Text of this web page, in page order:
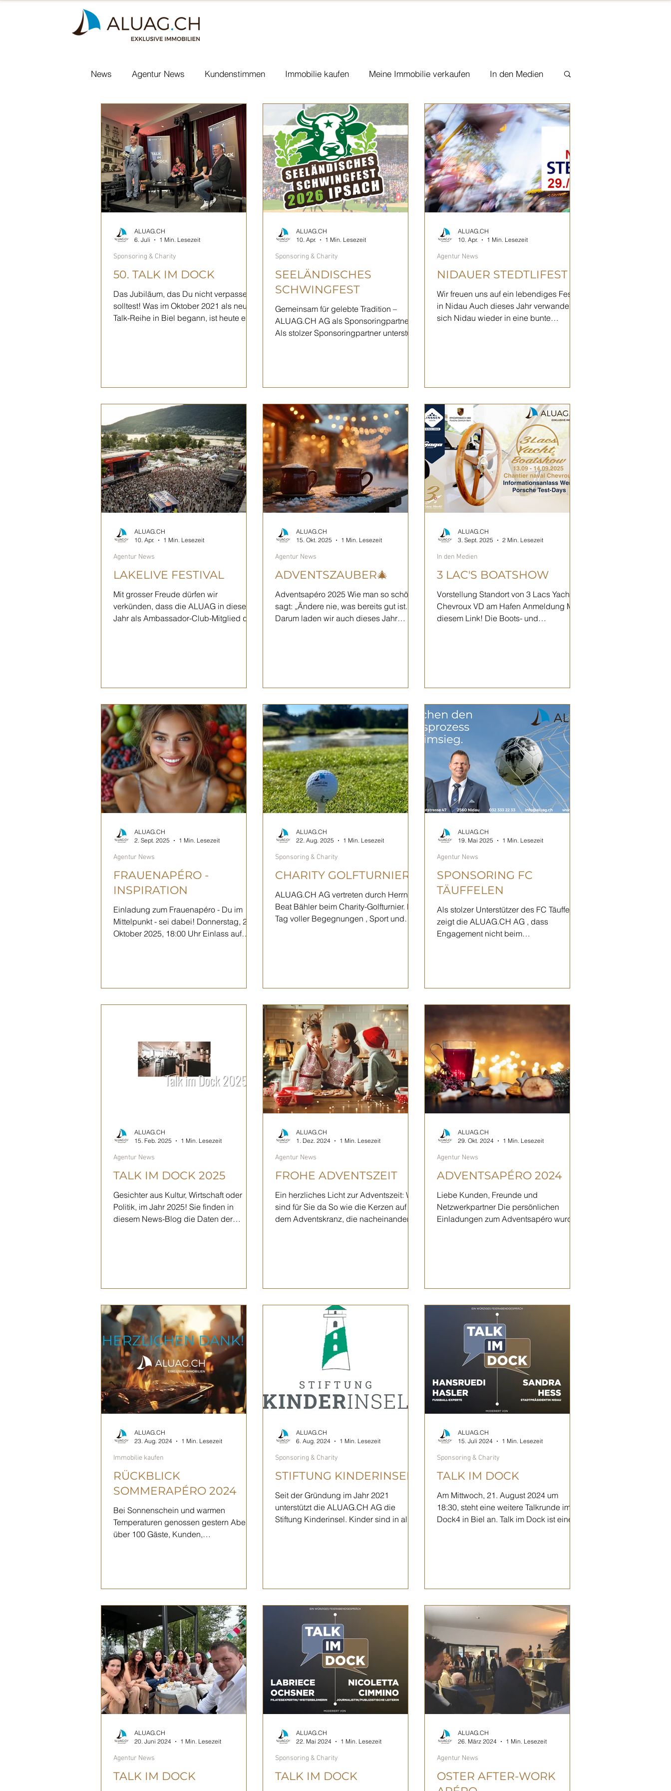
News Agentur News Kundenstimmen Immobilie kaufen Meine Immobilie verkaufen In den Medien
Nachfolgeplanung KMU Sponsoring & Charity Vorsorge Vermietung Courtelary
50. TALK IM DOCK
Das Jubiläum, das Du nicht verpassen
solltest! Was im Oktober 2021 als neue
Talk-Reihe in Biel begann, ist heute ein
Biel in den Treffpunkt für inspirierende
Persönlichkeiten, spannende
Gespräche und wertvolle
Begegnungen. Freu Dich auf einen
Gala-Abend mit Überraschungsgästen,
bekannten Gesichtern aus
Sponsoring & Charity
ALUAG.CH
6. Juli
1 Min. Lesezeit
SEELÄNDISCHES
SCHWINGFEST
Gemeinsam für gelebte Tradition –
ALUAG.CH AG als Sponsoringpartner
Als stolzer Sponsoringpartner unterstützt
Schweizer Tradition und nachhaltiges
Engagement im Seeland. «Mir WEI, mir
CHÖI, u es CHUNT GUET» Ganz nach
diesem bodenständigen Motto wird das
traditionsreiche Schwingfest mit viel
Sponsoring & Charity
ALUAG.CH
10. Apr.
1 Min. Lesezeit
NIDAUER STEDTLIFEST
Wir freuen uns auf ein lebendiges Fest
in Nidau Auch dieses Jahr verwandelt
sich Nidau wieder in eine bunte
für die ganze Region. Das Stedtlifest
lebt von seiner besonderen Atmosphäre
– gemütlich, herzlich und nah bei den
Menschen. Ob Jung oder Alt, Nachbarn,
Freunde oder Gäste von auswärts: Man
trif
Agentur News
ALUAG.CH
10. Apr.
1 Min. Lesezeit
LAKELIVE FESTIVAL
Mit grosser Freude dürfen wir
verkünden, dass die ALUAG in diesem
Jahr als Ambassador-Club-Mitglied das
Line-up, internationalen Künstlern,
regionalen Talenten und einer
einzigartigen Festival-Atmosphäre direkt
am Bielersee. Das Lakelive Festival
2026 findet vom 31. Juli bis 8. August
2026 st
Agentur News
ALUAG.CH
10. Apr.
1 Min. Lesezeit
ADVENTSZAUBER🎄
Adventsapéro 2025 Wie man so schön
sagt: „Ändere nie, was bereits gut ist.“
Darum laden wir auch dieses Jahr
unsere Vorfreude auf die schönste Zeit
des Jahres erstrahlen lässt. Datum:
Donnerstag, 4. Dezember 2025 Zeit:
17.00 Uhr Ort: Hauptstrasse 47, Nidau
Wir freuen uns darauf, gemeinsam mit
Agentur News
ALUAG.CH
15. Okt. 2025
1 Min. Lesezeit
3 LAC'S BOATSHOW
Vorstellung Standort von 3 Lacs Yacht in
Chevroux VD am Hafen Anmeldung Mit
diesem Link! Die Boots- und
In den Medien
ALUAG.CH
3. Sept. 2025
2 Min. Lesezeit
FRAUENAPÉRO -
INSPIRATION
Einladung zum Frauenapéro - Du im
Mittelpunkt - sei dabei! Donnerstag, 23.
Oktober 2025, 18:00 Uhr Einlass auf
Agentur News
ALUAG.CH
2. Sept. 2025
1 Min. Lesezeit
CHARITY GOLFTURNIER
ALUAG.CH AG vertreten durch Herrn
Beat Bähler beim Charity-Golfturnier. Ein
Tag voller Begegnungen , Sport und
Sponsoring & Charity
ALUAG.CH
22. Aug. 2025
1 Min. Lesezeit
SPONSORING FC
TÄUFFELEN
Als stolzer Unterstützer des FC Täuffelen
zeigt die ALUAG.CH AG , dass
Engagement nicht beim
Agentur News
ALUAG.CH
19. Mai 2025
1 Min. Lesezeit
TALK IM DOCK 2025
Gesichter aus Kultur, Wirtschaft oder
Politik, im Jahr 2025! Sie finden in
diesem News-Blog die Daten der
Agentur News
ALUAG.CH
15. Feb. 2025
1 Min. Lesezeit
FROHE ADVENTSZEIT
Ein herzliches Licht zur Adventszeit: Wir
sind für Sie da So wie die Kerzen auf
dem Adventskranz, die nacheinander
Agentur News
ALUAG.CH
1. Dez. 2024
1 Min. Lesezeit
ADVENTSAPÉRO 2024
Liebe Kunden, Freunde und
Netzwerkpartner Die persönlichen
Einladungen zum Adventsapéro wurden
Agentur News
ALUAG.CH
29. Okt. 2024
1 Min. Lesezeit
RÜCKBLICK
SOMMERAPÉRO 2024
Bei Sonnenschein und warmen
Temperaturen genossen gestern Abend
über 100 Gäste, Kunden,
Immobilie kaufen
ALUAG.CH
23. Aug. 2024
1 Min. Lesezeit
STIFTUNG KINDERINSEL
Seit der Gründung im Jahr 2021
unterstützt die ALUAG.CH AG die
Stiftung Kinderinsel. Kinder sind in allen
Sponsoring & Charity
ALUAG.CH
6. Aug. 2024
1 Min. Lesezeit
TALK IM DOCK
Am Mittwoch, 21. August 2024 um
18:30, steht eine weitere Talkrunde im
Dock4 in Biel an. Talk im Dock ist eine
Sponsoring & Charity
ALUAG.CH
15. Juli 2024
1 Min. Lesezeit
TALK IM DOCK
Agentur News
ALUAG.CH
20. Juni 2024
1 Min. Lesezeit
TALK IM DOCK
Sponsoring & Charity
ALUAG.CH
22. Mai 2024
1 Min. Lesezeit
OSTER AFTER-WORK
Agentur News
ALUAG.CH
26. März 2024
1 Min. Lesezeit